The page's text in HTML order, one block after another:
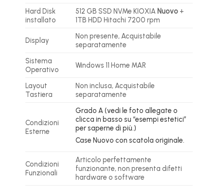
Hard Disk
installato
512 GB SSD NVMe KIOXIA Nuovo+
1TB HDD Hitachi 7200 rpm
Display
Non presente, Acquistabile
separatamente
Sistema
Operativo
Windows 11 Home MAR
Layout
Tastiera
Non inclusa, Acquistabile
separatamente
Condizioni
Esterne
Grado A (vedi le foto allegate o
clicca in basso su “esempi estetici”
per saperne di più.)
Case Nuovo con scatola originale.
Condizioni
Funzionali
Articolo perfettamente
funzionante, non presenta difetti
hardware o software